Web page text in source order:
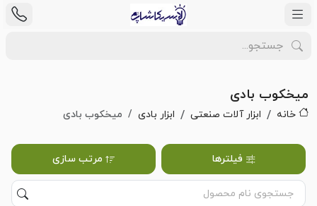
میخکوب بادی
خانه ابزار آلات صنعتی ابزار بادی میخکوب بادی
فیلترها مرتب سازی